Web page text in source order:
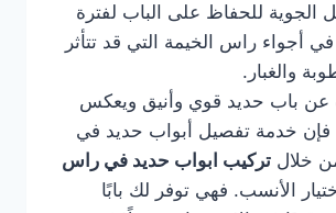
الجوية للحفاظ على الباب لفترة
أجواء راس الخيمة التي قد تتأثر
والغبار.
عن باب حديد قوي وأنيق ويعكس
خدمة تفصيل أبواب حديد في
خلال تركيب ابواب حديد في راس
الأنسب. فهي توفر لك بابًا